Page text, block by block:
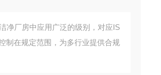
净厂房中应用广泛的级别，对应IS
制在规定范围，为多行业提供合规